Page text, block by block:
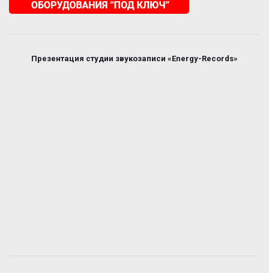
Презентация студии звукозаписи «Energy-Records»